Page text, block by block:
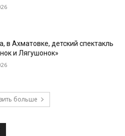
в Ахматовке, детский спектакль
и Лягушонок»
больше